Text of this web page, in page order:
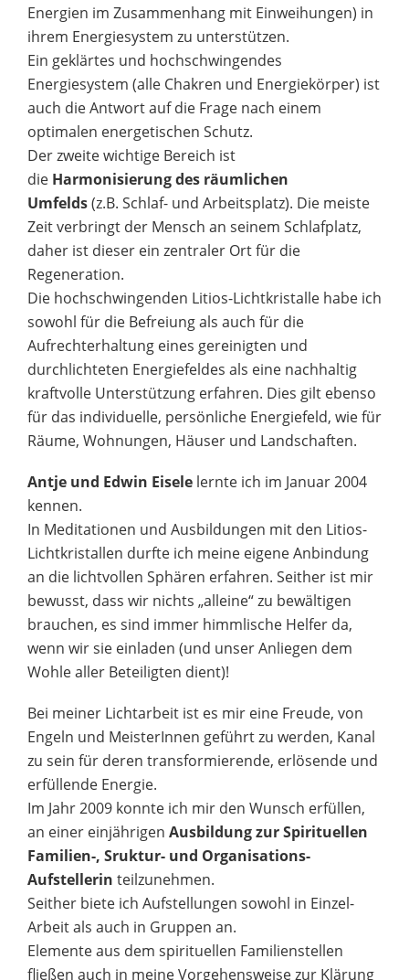
Energien im Zusammenhang mit Einweihungen) in
ihrem Energiesystem zu unterstützen.
Ein geklärtes und hochschwingendes
Energiesystem (alle Chakren und Energiekörper) ist
auch die Antwort auf die Frage nach einem
optimalen energetischen Schutz.
Der zweite wichtige Bereich ist
die Harmonisierung des räumlichen
Umfelds(z.B. Schlaf- und Arbeitsplatz). Die meiste
Zeit verbringt der Mensch an seinem Schlafplatz,
daher ist dieser ein zentraler Ort für die
Regeneration.
Die hochschwingenden Litios-Lichtkristalle habe ich
sowohl für die Befreiung als auch für die
Aufrechterhaltung eines gereinigten und
durchlichteten Energiefeldes als eine nachhaltig
kraftvolle Unterstützung erfahren. Dies gilt ebenso
für das individuelle, persönliche Energiefeld, wie für
Räume, Wohnungen, Häuser und Landschaften.
Antje und Edwin Eisele lernte ich im Januar 2004
kennen.
In Meditationen und Ausbildungen mit den Litios-
Lichtkristallen durfte ich meine eigene Anbindung
an die lichtvollen Sphären erfahren. Seither ist mir
bewusst, dass wir nichts „alleine“ zu bewältigen
brauchen, es sind immer himmlische Helfer da,
wenn wir sie einladen (und unser Anliegen dem
Wohle aller Beteiligten dient)!
Bei meiner Lichtarbeit ist es mir eine Freude, von
Engeln und MeisterInnen geführt zu werden, Kanal
zu sein für deren transformierende, erlösende und
erfüllende Energie.
Im Jahr 2009 konnte ich mir den Wunsch erfüllen,
an einer einjährigen Ausbildung zur Spirituellen
Familien-, Sruktur- und Organisations-
Aufstellerin teilzunehmen.
Seither biete ich Aufstellungen sowohl in Einzel-
Arbeit als auch in Gruppen an.
Elemente aus dem spirituellen Familienstellen
fließen auch in meine Vorgehensweise zur Klärung